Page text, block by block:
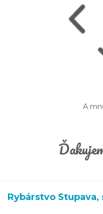
A
Rybárstvo Stupava,